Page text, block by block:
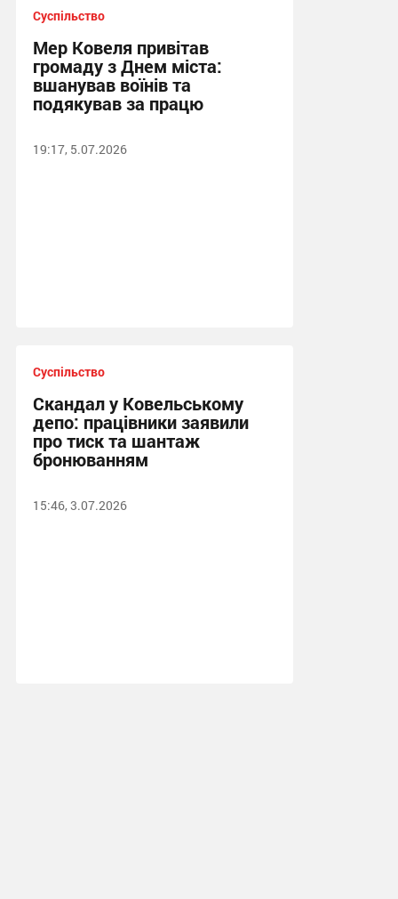
Суспільство
Мер Ковеля привітав
громаду з Днем міста:
вшанував воїнів та
подякував за працю
19:17, 5.07.2026
Суспільство
Скандал у Ковельському
депо: працівники заявили
про тиск та шантаж
бронюванням
15:46, 3.07.2026